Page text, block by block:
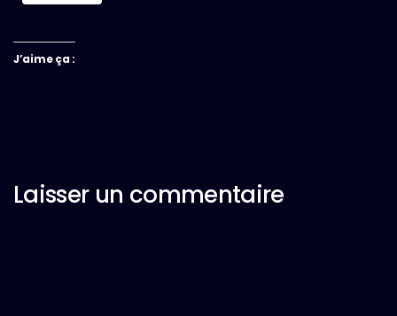
J’aime ça :
Laisser un commentaire